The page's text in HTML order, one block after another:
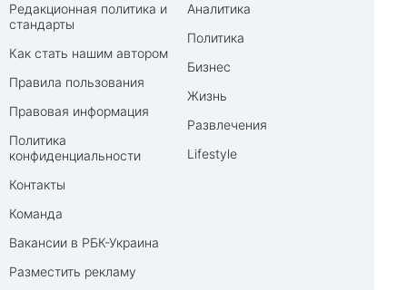
Редакционная политика и
стандарты
Как стать нашим автором
Правила пользования
Правовая информация
Политика
конфиденциальности
Контакты
Команда
Вакансии в РБК-Украина
Разместить рекламу
Аналитика
Политика
Бизнес
Жизнь
Развлечения
Lifestyle